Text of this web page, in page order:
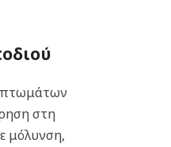
στη
μόλυνση,